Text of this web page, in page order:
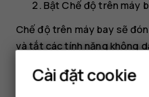
BậtChế độ trên máy
Chế độ trên máy bay sẽ
và tắt các tính năng không
hướng dẫn và yêu cầu về
Cài đặt cookie